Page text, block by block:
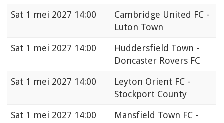
Sat 1 mei 2027 14:00
Cambridge United FC -
Luton Town
Sat 1 mei 2027 14:00
Huddersfield Town -
Doncaster Rovers FC
Sat 1 mei 2027 14:00
Leyton Orient FC -
Stockport County
Sat 1 mei 2027 14:00
Mansfield Town FC -